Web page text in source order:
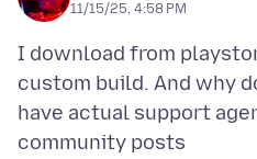
11/15/25, 4:58 PM
I download from
custom build. And why
have actual support